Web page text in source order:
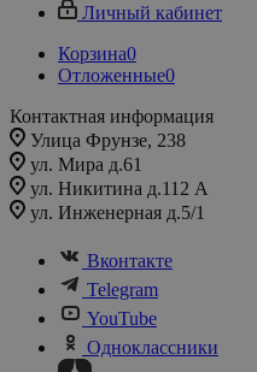
Личный кабинет
Корзина0
Отложенные0
Контактная информация
Улица Фрунзе, 238​
ул. Мира д.61
ул. Никитина д.112 А
ул. Инженерная д.5/1
Вконтакте
Telegram
YouTube
Одноклассники